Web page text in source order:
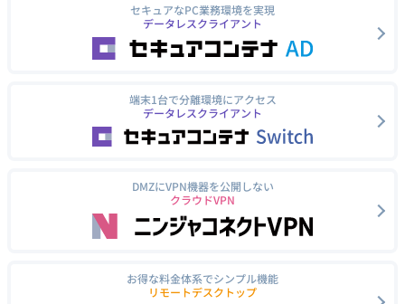
セキュアなPC業務環境を実現
データレスクライアント
端末1台で分離環境にアクセス
データレスクライアント
DMZにVPN機器を公開しない
クラウドVPN
お得な料金体系でシンプル機能
リモートデスクトップ